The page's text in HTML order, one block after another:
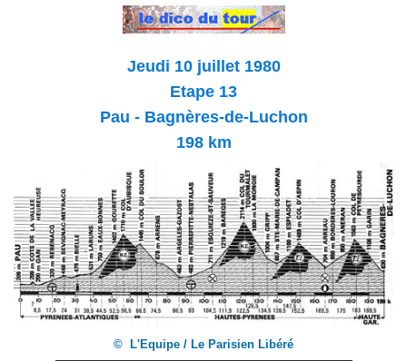
Jeudi 10 juillet 1980
Etape 13
Pau - Bagnères-de-Luchon
198 km
© L'Equipe / Le Parisien Libéré